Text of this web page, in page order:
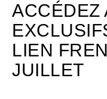
ACCÉDEZ
LIEN
JUILLET